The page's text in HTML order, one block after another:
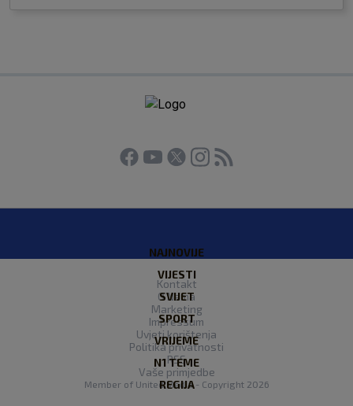
NAJNOVIJE
VIJESTI
SVIJET
SPORT
VRIJEME
N1 TEME
REGIJA
Kontakt
O Nama
Marketing
Impressum
Uvjeti korištenja
Politika privatnosti
RSS
Vaše primjedbe
Member of United Media- Copyright 2026